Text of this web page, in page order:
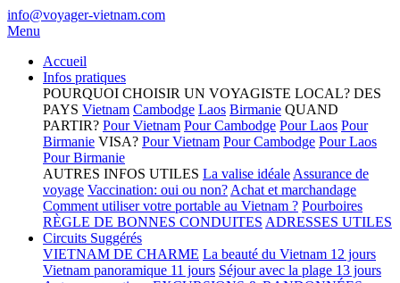
info@voyager-vietnam.com
Menu
Accueil
Infos pratiques
POURQUOI CHOISIR UN VOYAGISTE LOCAL? DES
PAYS Vietnam Cambodge Laos Birmanie QUAND
PARTIR? Pour Vietnam Pour Cambodge Pour Laos Pour
Birmanie VISA? Pour Vietnam Pour Cambodge Pour Laos
Pour Birmanie
AUTRES INFOS UTILES La valise idéale Assurance de
voyage Vaccination: oui ou non? Achat et marchandage
Comment utiliser votre portable au Vietnam ? Pourboires
RÈGLE DE BONNES CONDUITES ADRESSES UTILES
Circuits Suggérés
VIETNAM DE CHARME La beauté du Vietnam 12 jours
Vietnam panoramique 11 jours Séjour avec la plage 13 jours